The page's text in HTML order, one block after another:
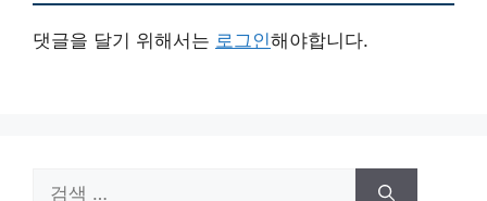
댓글을 달기 위해서는 로그인해야합니다.